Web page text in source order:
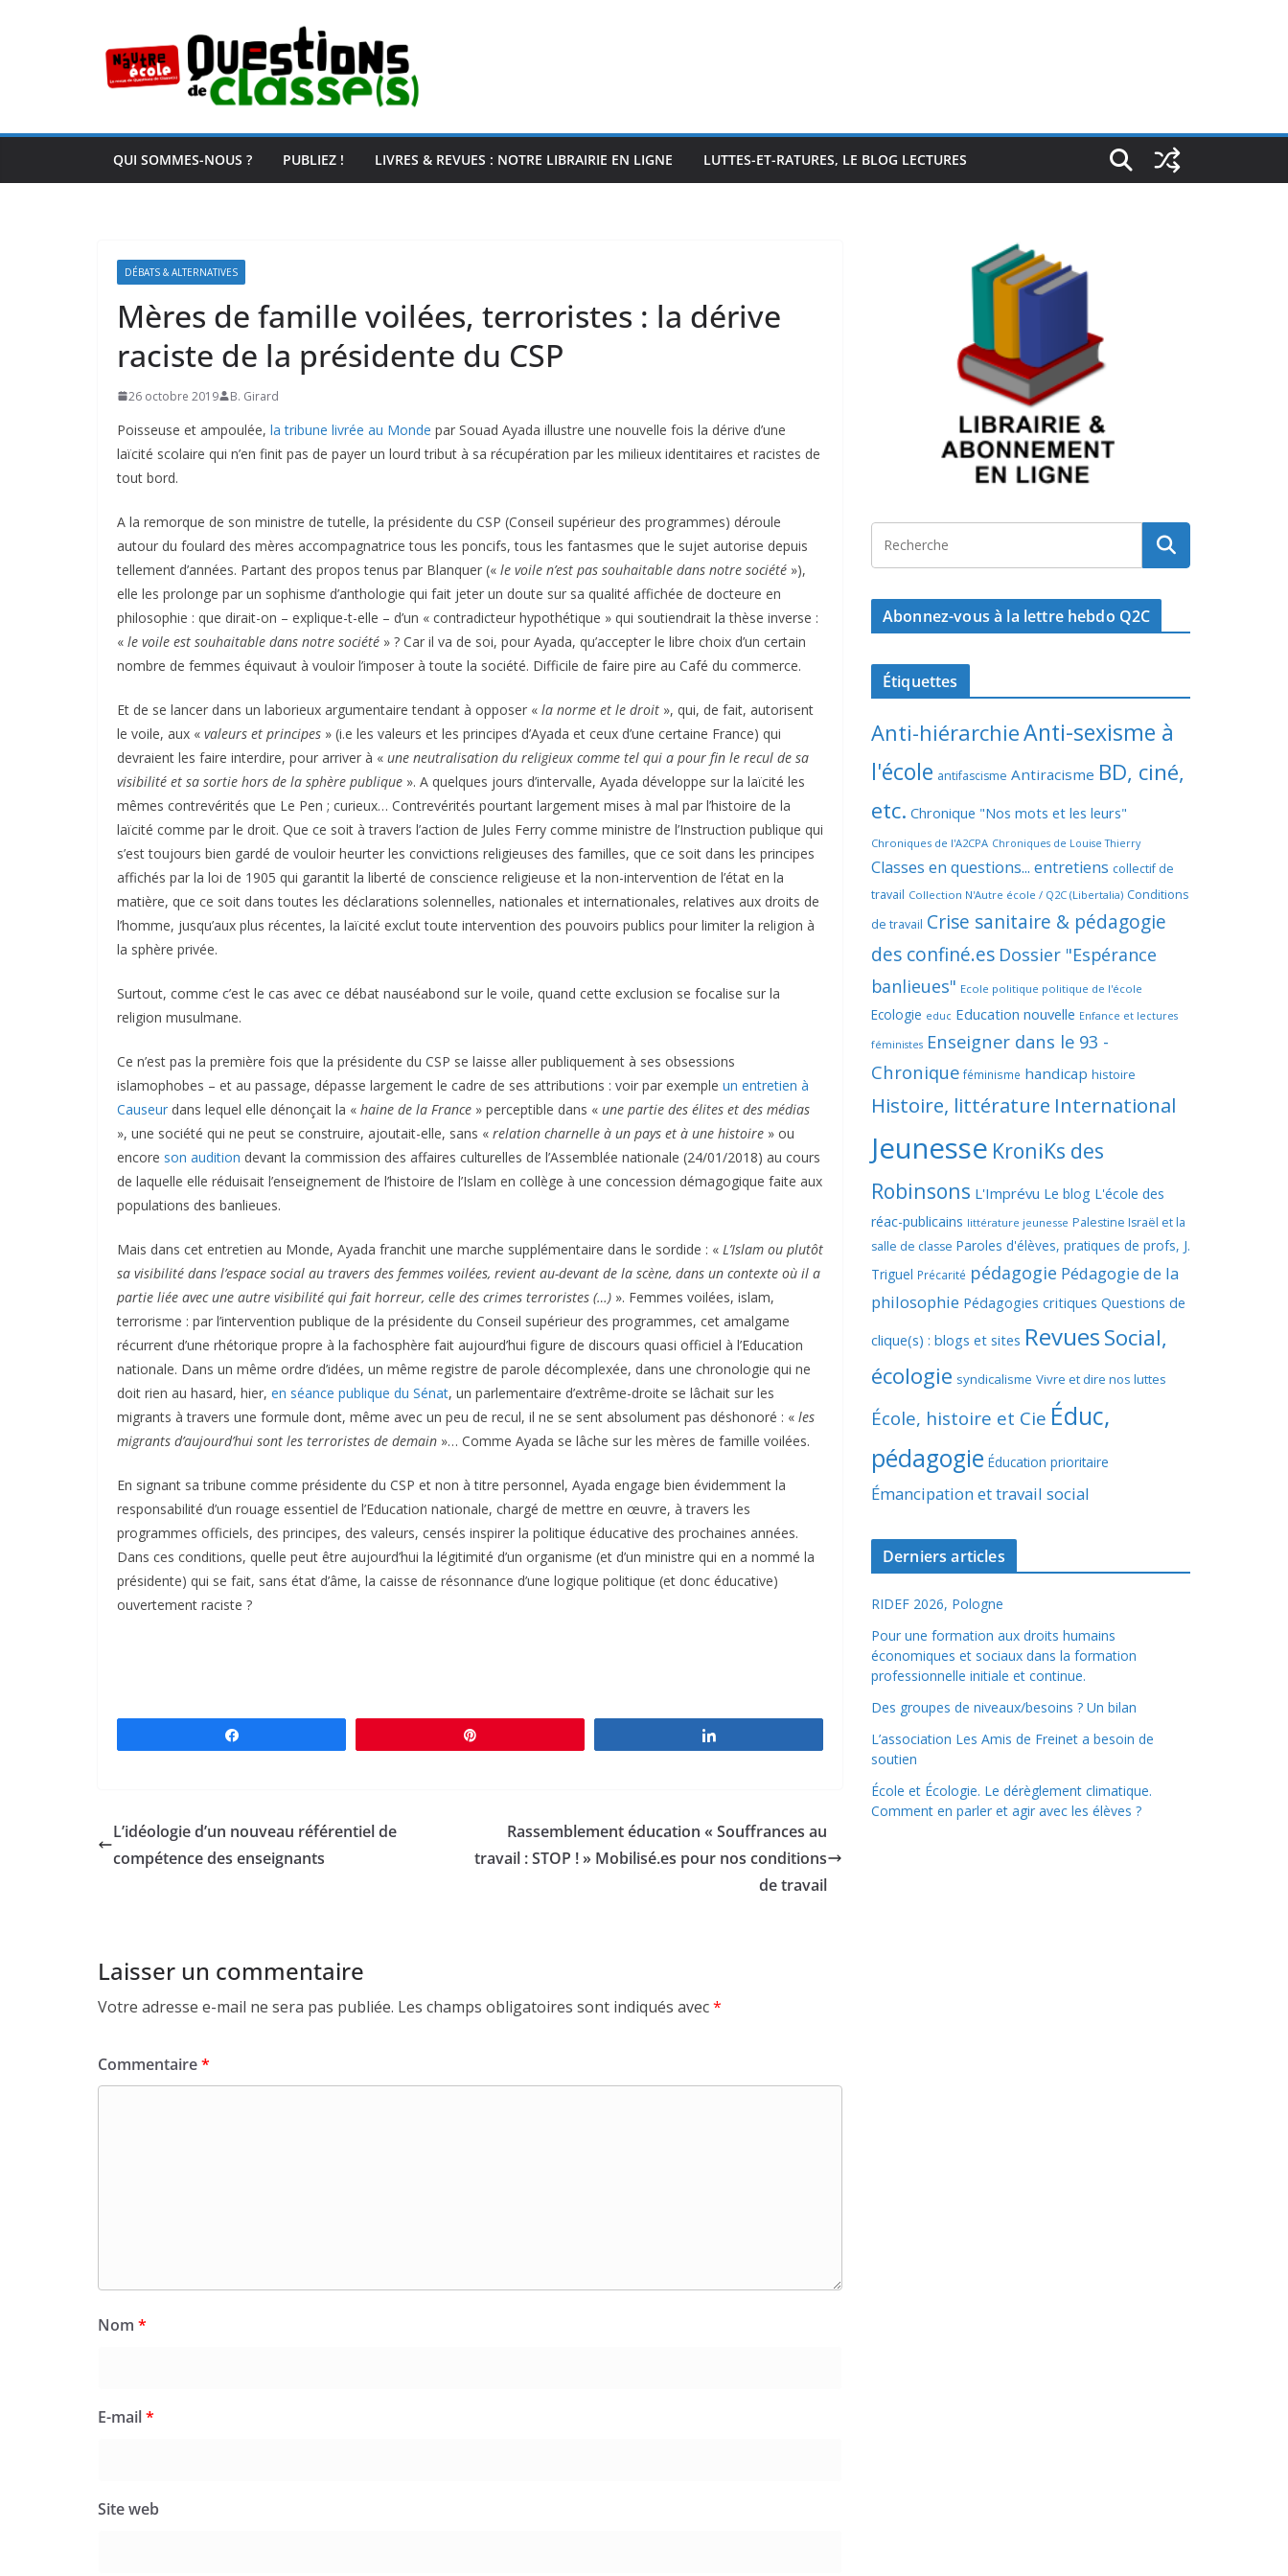
QUI SOMMES-NOUS ? PUBLIEZ ! LIVRES & REVUES : NOTRE LIBRAIRIE EN LIGNE LUTTES-ET-RATURES, LE BLOG LECTURES
DÉBATS & ALTERNATIVES
Mères de famille voilées, terroristes : la dérive
raciste de la présidente du CSP
26 octobre 2019 B. Girard
Poisseuse et ampoulée, la tribune livrée au Monde par Souad Ayada illustre une nouvelle fois la dérive d’une
laïcité scolaire qui n’en finit pas de payer un lourd tribut à sa récupération par les milieux identitaires et racistes de
tout bord.
A la remorque de son ministre de tutelle, la présidente du CSP (Conseil supérieur des programmes) déroule
autour du foulard des mères accompagnatrice tous les poncifs, tous les fantasmes que le sujet autorise depuis
tellement d’années. Partant des propos tenus par Blanquer (« le voile n’est pas souhaitable dans notre société »),
elle les prolonge par un sophisme d’anthologie qui fait jeter un doute sur sa qualité affichée de docteure en
philosophie : que dirait-on – explique-t-elle – d’un « contradicteur hypothétique » qui soutiendrait la thèse inverse :
« le voile est souhaitable dans notre société » ? Car il va de soi, pour Ayada, qu’accepter le libre choix d’un certain
nombre de femmes équivaut à vouloir l’imposer à toute la société. Difficile de faire pire au Café du commerce.
Et de se lancer dans un laborieux argumentaire tendant à opposer « la norme et le droit », qui, de fait, autorisent
le voile, aux « valeurs et principes » (i.e les valeurs et les principes d’Ayada et ceux d’une certaine France) qui
devraient les faire interdire, pour arriver à « une neutralisation du religieux comme tel qui a pour fin le recul de sa
visibilité et sa sortie hors de la sphère publique ». A quelques jours d’intervalle, Ayada développe sur la laïcité les
mêmes contrevérités que Le Pen ; curieux… Contrevérités pourtant largement mises à mal par l’histoire de la
laïcité comme par le droit. Que ce soit à travers l’action de Jules Ferry comme ministre de l’Instruction publique qui
s’est toujours bien gardé de vouloir heurter les convictions religieuses des familles, que ce soit dans les principes
affichés par la loi de 1905 qui garantit la liberté de conscience religieuse et la non-intervention de l’état en la
matière, que ce soit dans toutes les déclarations solennelles, nationales et internationales, relatives aux droits de
l’homme, jusqu’aux plus récentes, la laïcité exclut toute intervention des pouvoirs publics pour limiter la religion à
la sphère privée.
Surtout, comme c’est le cas avec ce débat nauséabond sur le voile, quand cette exclusion se focalise sur la
religion musulmane.
Ce n’est pas la première fois que la présidente du CSP se laisse aller publiquement à ses obsessions
islamophobes – et au passage, dépasse largement le cadre de ses attributions : voir par exemple un entretien à
Causeur dans lequel elle dénonçait la « haine de la France » perceptible dans « une partie des élites et des médias
», une société qui ne peut se construire, ajoutait-elle, sans « relation charnelle à un pays et à une histoire » ou
encore son audition devant la commission des affaires culturelles de l’Assemblée nationale (24/01/2018) au cours
de laquelle elle réduisait l’enseignement de l’histoire de l’Islam en collège à une concession démagogique faite aux
populations des banlieues.
Mais dans cet entretien au Monde, Ayada franchit une marche supplémentaire dans le sordide : « L’Islam ou plutôt
sa visibilité dans l’espace social au travers des femmes voilées, revient au-devant de la scène, dans un contexte où il a
partie liée avec une autre visibilité qui fait horreur, celle des crimes terroristes (…) ». Femmes voilées, islam,
terrorisme : par l’intervention publique de la présidente du Conseil supérieur des programmes, cet amalgame
récurrent d’une rhétorique propre à la fachosphère fait aujourd’hui figure de discours quasi officiel à l’Education
nationale. Dans un même ordre d’idées, un même registre de parole décomplexée, dans une chronologie qui ne
doit rien au hasard, hier, en séance publique du Sénat, un parlementaire d’extrême-droite se lâchait sur les
migrants à travers une formule dont, même avec un peu de recul, il ne se sent absolument pas déshonoré : « les
migrants d’aujourd’hui sont les terroristes de demain »… Comme Ayada se lâche sur les mères de famille voilées.
En signant sa tribune comme présidente du CSP et non à titre personnel, Ayada engage bien évidemment la
responsabilité d’un rouage essentiel de l’Education nationale, chargé de mettre en œuvre, à travers les
programmes officiels, des principes, des valeurs, censés inspirer la politique éducative des prochaines années.
Dans ces conditions, quelle peut être aujourd’hui la légitimité d’un organisme (et d’un ministre qui en a nommé la
présidente) qui se fait, sans état d’âme, la caisse de résonnance d’une logique politique (et donc éducative)
ouvertement raciste ?
L’idéologie d’un nouveau référentiel de
compétence des enseignants
Rassemblement éducation « Souffrances au
travail : STOP ! » Mobilisé.es pour nos conditions
de travail
Laisser un commentaire
Votre adresse e-mail ne sera pas publiée. Les champs obligatoires sont indiqués avec*
Commentaire*
Nom *
E-mail*
Site web
Abonnez-vous à la lettre hebdo Q2C
Étiquettes
Anti-hiérarchieAnti-sexisme à
l'école antifascisme Antiracisme BD, ciné,
etc. Chronique "Nos mots et les leurs"
Chroniques de l'A2CPA Chroniques de Louise Thierry
Classes en questions... entretiens collectif de
travail Collection N'Autre école / Q2C (Libertalia) Conditions
de travail Crise sanitaire & pédagogie
des confiné.es Dossier "Espérance
banlieues" Ecole politique politique de l'école
Ecologie educ Education nouvelle Enfance et lectures
féministes Enseigner dans le 93 -
Chronique féminisme handicap histoire
Histoire, littérature International
Jeunesse KroniKs des
Robinsons L'Imprévu Le blog L'école des
réac-publicains littérature jeunesse Palestine Israël et la
salle de classe Paroles d'élèves, pratiques de profs, J.
Triguel Précarité pédagogie Pédagogie de la
philosophie Pédagogies critiques Questions de
clique(s) : blogs et sites RevuesSocial,
écologie syndicalisme Vivre et dire nos luttes
École, histoire et Cie Éduc,
pédagogie Éducation prioritaire
Émancipation et travail social
Derniers articles
RIDEF 2026, Pologne
Pour une formation aux droits humains
économiques et sociaux dans la formation
professionnelle initiale et continue.
Des groupes de niveaux/besoins ? Un bilan
L’association Les Amis de Freinet a besoin de
soutien
École et Écologie. Le dérèglement climatique.
Comment en parler et agir avec les élèves ?